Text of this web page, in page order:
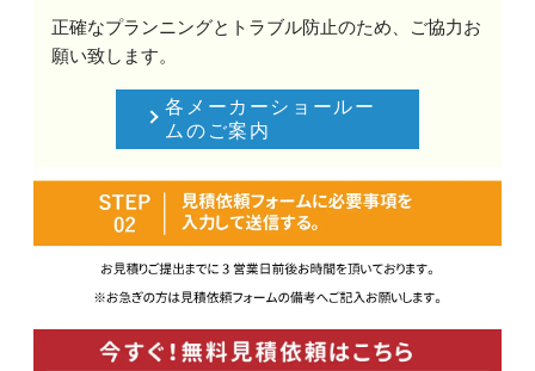
正確なプランニングとトラブル防止のため、ご協力お
願い致します。
各メーカーショールー
ムのご案内